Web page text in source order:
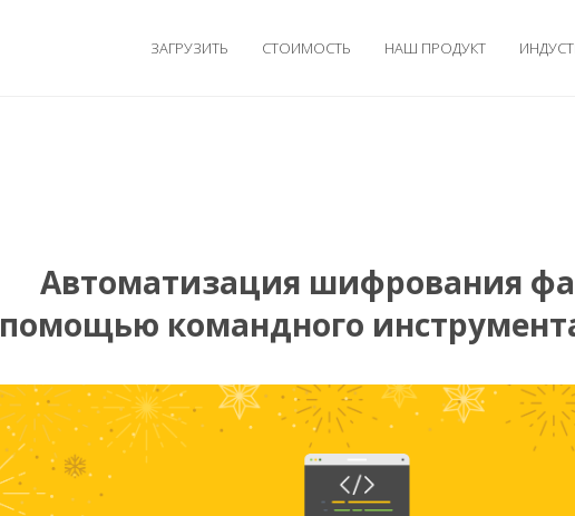
ЗАГРУЗИТЬ СТОИМОСТЬ НАШ ПРОДУКТ
Автоматизация шифрования
помощью командного